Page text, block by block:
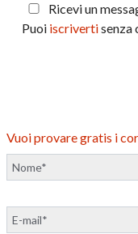
Ricevi un
Puoi iscrivertisenza
Vuoi provare gratis i